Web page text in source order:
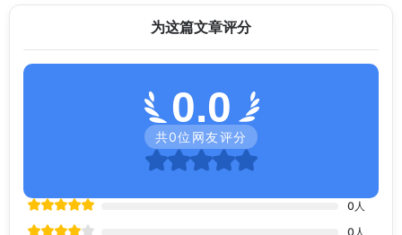
为这篇文章评分
0.0
共0位网友评分
0 人
0 人